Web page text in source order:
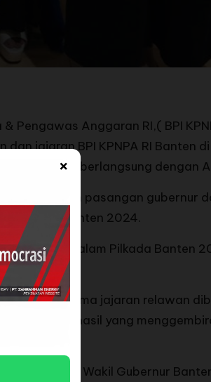
×
Pengawas Anggaran RI,( BPI
jajaran BPI KPNPA RI Banten
Banten 2024 berlangsung dengan
pasangan pasangan gubernur
Pilkada Banten 2024.
dalam Pilkada Banten
Sukendar
bersama jajaran relawan
hasil yang
dan Wakil Gubernur